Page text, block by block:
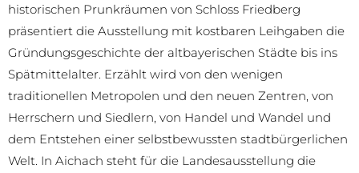
historischen Prunkräumen von Schloss Friedberg
präsentiert die Ausstellung mit kost­baren Leihgaben die
Gründungsgeschichte der altbayerischen Städte bis ins
Spätmittelalter. Erzählt wird von den wenigen
traditionellen Metropolen und den neuen Zentren, von
Herrschern und Siedlern, von Handel und Wandel und
dem Entstehen einer selbstbewussten stadtbürgerlichen
Welt. In Aichach steht für die Landesausstellung die